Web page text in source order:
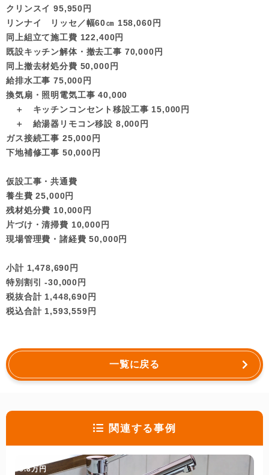
クリンスイ 95,950円
リンナイ リッセ／幅60㎝ 158,060円
同上組立て施工費 122,400円
既設キッチン解体・撤去工事 70,000円
同上撤去材処分費 50,000円
給排水工事 75,000円
換気扇・照明電気工事 40,000
＋ キッチンコンセント移設工事 15,000円
＋ 給湯器リモコン移設 8,000円
ガス接続工事 25,000円
下地補修工事 50,000円
仮設工事・共通費
養生費 25,000円
残材処分費 10,000円
片づけ・清掃費 10,000円
現場管理費・諸経費 50,000円
小計 1,478,690円
特別割引 -30,000円
税抜合計 1,448,690円
税込合計 1,593,559円
一覧に戻る
関連する事例
3.8万円